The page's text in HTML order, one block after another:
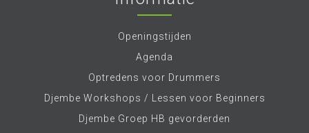
Openingstijden
Agenda
Optredens voor Drummers
Djembe Workshops / Lessen voor Beginners
Djembe Groep HB gevorderden